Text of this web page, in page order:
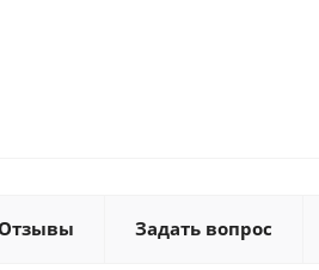
Задать вопрос